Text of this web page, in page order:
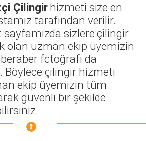
Çilingir hizmeti size en
tarafından verilir.
sayfamızda sizlere çilingir
olan uzman ekip üyemizin
fotoğrafı da
Böylece çilingir hizmeti
ekip üyemizin tüm
güvenli bir şekilde